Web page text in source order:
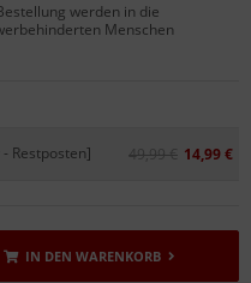
werden in die
Menschen
Restposten] 49,99 € 14,99 €
IN DEN WARENKORB